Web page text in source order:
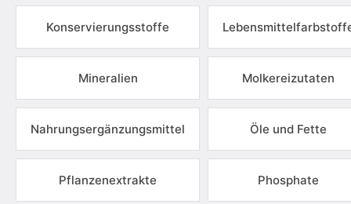
Konservierungsstoffe
Mineralien Molkereizutaten
Nahrungsergänzungsmittel Öle und Fette
Pflanzenextrakte Phosphate